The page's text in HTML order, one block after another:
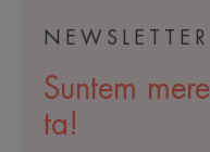
NEWSLETTER
Suntem
ta!